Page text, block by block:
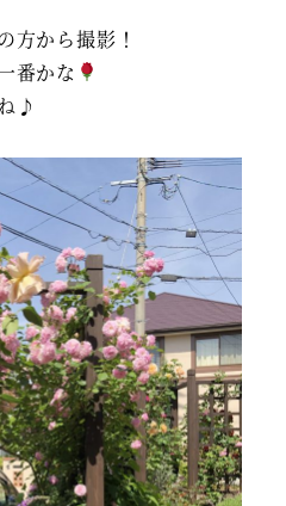
方から撮影！
番かな
♪